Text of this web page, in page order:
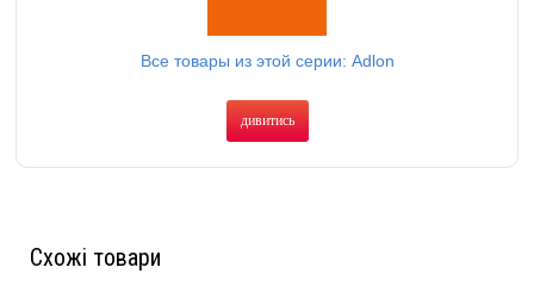
Все товары из этой серии: Adlon
дивитись
Схожі товари